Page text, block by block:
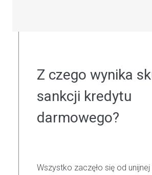
Z czego wynika
sankcji kredytu
darmowego?
Wszystko zaczęło się od